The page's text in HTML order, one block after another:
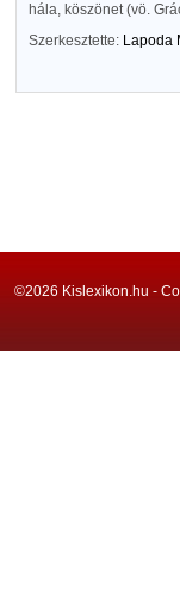
hála, köszönet (vö.
Szerkesztette: Lapoda
©2026 Kislexikon.hu -